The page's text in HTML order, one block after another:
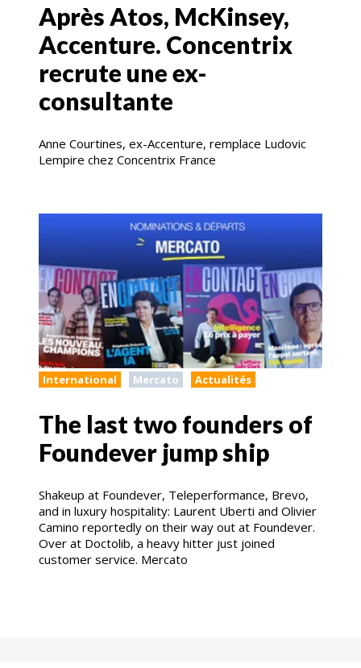
Après Atos, McKinsey,
Accenture. Concentrix
recrute une ex-
consultante
Anne Courtines, ex-Accenture, remplace Ludovic
Lempire chez Concentrix France
International Mercato Actualités
The last two founders of
Foundever jump ship
Shakeup at Foundever, Teleperformance, Brevo,
and in luxury hospitality: Laurent Uberti and Olivier
Camino reportedly on their way out at Foundever.
Over at Doctolib, a heavy hitter just joined
customer service. Mercato